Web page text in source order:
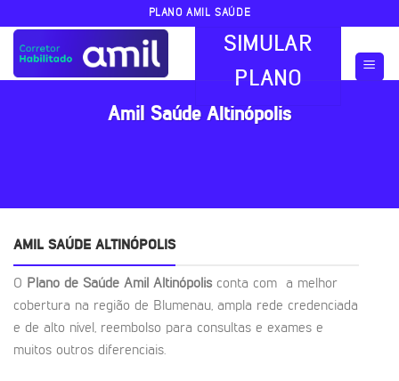
content
PLANO AMIL SAÚDE
SIMULAR
PLANO
Amil Saúde Altinópolis
AMIL SAÚDE ALTINÓPOLIS
O Plano de Saúde Amil Altinópolis conta com a melhor
cobertura na região de Blumenau, ampla rede credenciada
e de alto nível, reembolso para consultas e exames e
muitos outros diferenciais.